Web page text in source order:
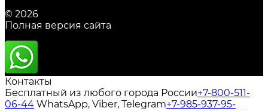
© 2026
Полная версия сайта
Контакты
Бесплатный из любого города России+7-800-511-
06-44 WhatsApp, Viber, Telegram+7-985-937-95-